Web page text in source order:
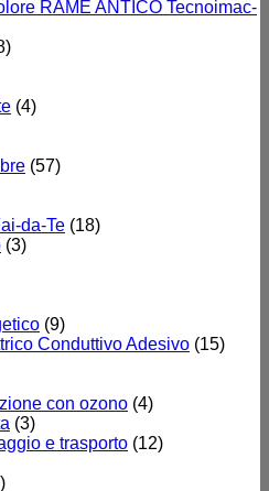
RAME ANTICO Tecnoimac-
(4)
(57)
da-Te (18)
(3)
(9)
Conduttivo Adesivo (15)
con ozono (4)
(3)
e trasporto (12)